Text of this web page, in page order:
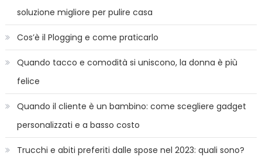
soluzione migliore per pulire casa
Cos’è il Plogging e come praticarlo
Quando tacco e comodità si uniscono, la donna è più
felice
Quando il cliente è un bambino: come scegliere gadget
personalizzati e a basso costo
Trucchi e abiti preferiti dalle spose nel 2023: quali sono?